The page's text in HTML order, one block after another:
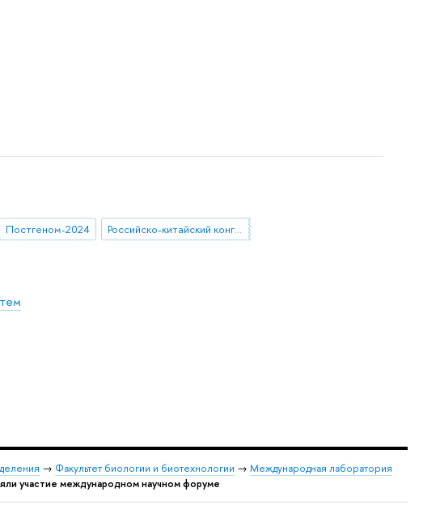
Постгеном-2024 Российско-китайский конгресс в области наук о жизни
→ Факультет биологии и биотехнологии → Международная лаборатория
участие международном научном форуме